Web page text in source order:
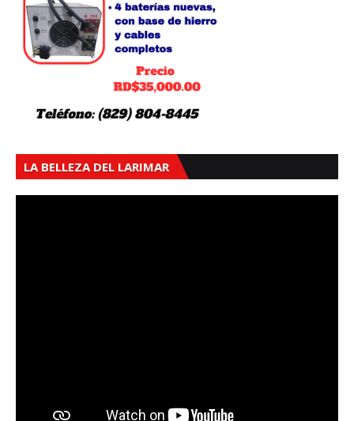
LA BELLEZA DEL LARIMAR